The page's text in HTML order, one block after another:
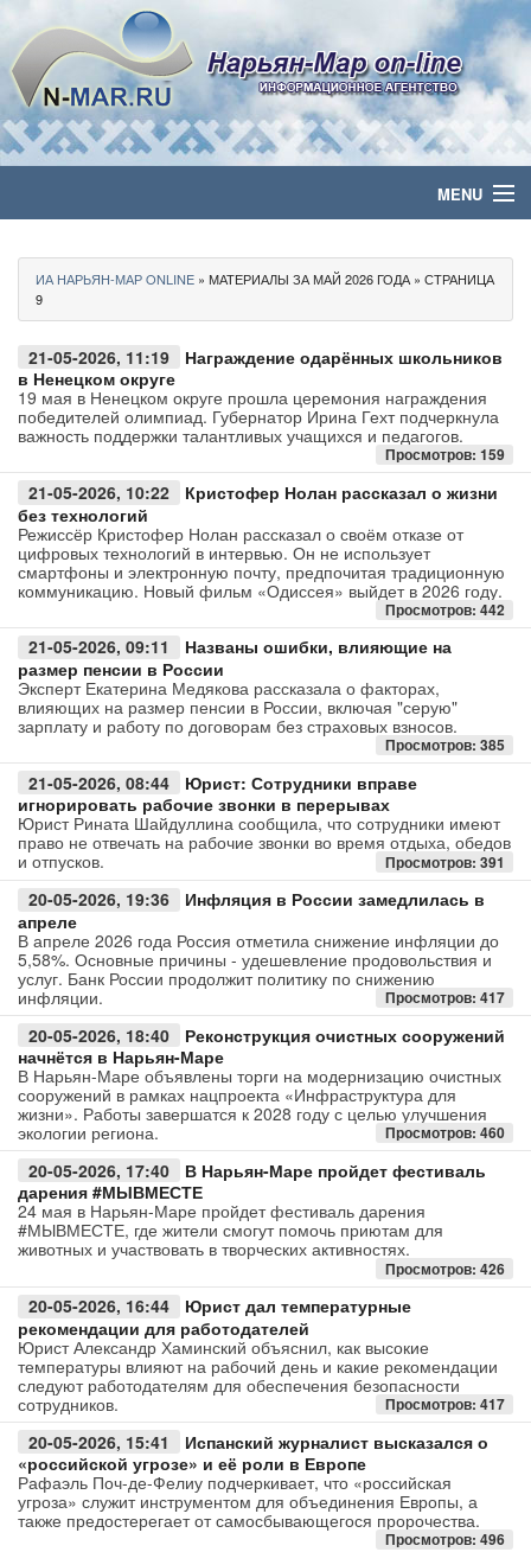
MENU
Политика
Бизнес
Общество
Медиа
Авто
Спорт
Контакты
ИА НАРЬЯН-МАР ONLINE » МАТЕРИАЛЫ ЗА МАЙ 2026 ГОДА » СТРАНИЦА
9
21-05-2026, 11:19
Награждение одарённых школьников
в Ненецком округе
19 мая в Ненецком округе прошла церемония награждения
победителей олимпиад. Губернатор Ирина Гехт подчеркнула
важность поддержки талантливых учащихся и педагогов.
Просмотров: 159
21-05-2026, 10:22
Кристофер Нолан рассказал о жизни
без технологий
Режиссёр Кристофер Нолан рассказал о своём отказе от
цифровых технологий в интервью. Он не использует
смартфоны и электронную почту, предпочитая традиционную
коммуникацию. Новый фильм «Одиссея» выйдет в 2026 году.
Просмотров: 442
21-05-2026, 09:11
Названы ошибки, влияющие на
размер пенсии в России
Эксперт Екатерина Медякова рассказала о факторах,
влияющих на размер пенсии в России, включая "серую"
зарплату и работу по договорам без страховых взносов.
Просмотров: 385
21-05-2026, 08:44
Юрист: Сотрудники вправе
игнорировать рабочие звонки в перерывах
Юрист Рината Шайдуллина сообщила, что сотрудники имеют
право не отвечать на рабочие звонки во время отдыха, обедов
и отпусков.
Просмотров: 391
20-05-2026, 19:36
Инфляция в России замедлилась в
апреле
В апреле 2026 года Россия отметила снижение инфляции до
5,58%. Основные причины - удешевление продовольствия и
услуг. Банк России продолжит политику по снижению
инфляции.
Просмотров: 417
20-05-2026, 18:40
Реконструкция очистных сооружений
начнётся в Нарьян-Маре
В Нарьян-Маре объявлены торги на модернизацию очистных
сооружений в рамках нацпроекта «Инфраструктура для
жизни». Работы завершатся к 2028 году с целью улучшения
экологии региона.
Просмотров: 460
20-05-2026, 17:40
В Нарьян-Маре пройдет фестиваль
дарения #МЫВМЕСТЕ
24 мая в Нарьян-Маре пройдет фестиваль дарения
#МЫВМЕСТЕ, где жители смогут помочь приютам для
животных и участвовать в творческих активностях.
Просмотров: 426
20-05-2026, 16:44
Юрист дал температурные
рекомендации для работодателей
Юрист Александр Хаминский объяснил, как высокие
температуры влияют на рабочий день и какие рекомендации
следуют работодателям для обеспечения безопасности
сотрудников.
Просмотров: 417
20-05-2026, 15:41
Испанский журналист высказался о
«российской угрозе» и её роли в Европе
Рафаэль Поч-де-Фелиу подчеркивает, что «российская
угроза» служит инструментом для объединения Европы, а
также предостерегает от самосбывающегося пророчества.
Просмотров: 496